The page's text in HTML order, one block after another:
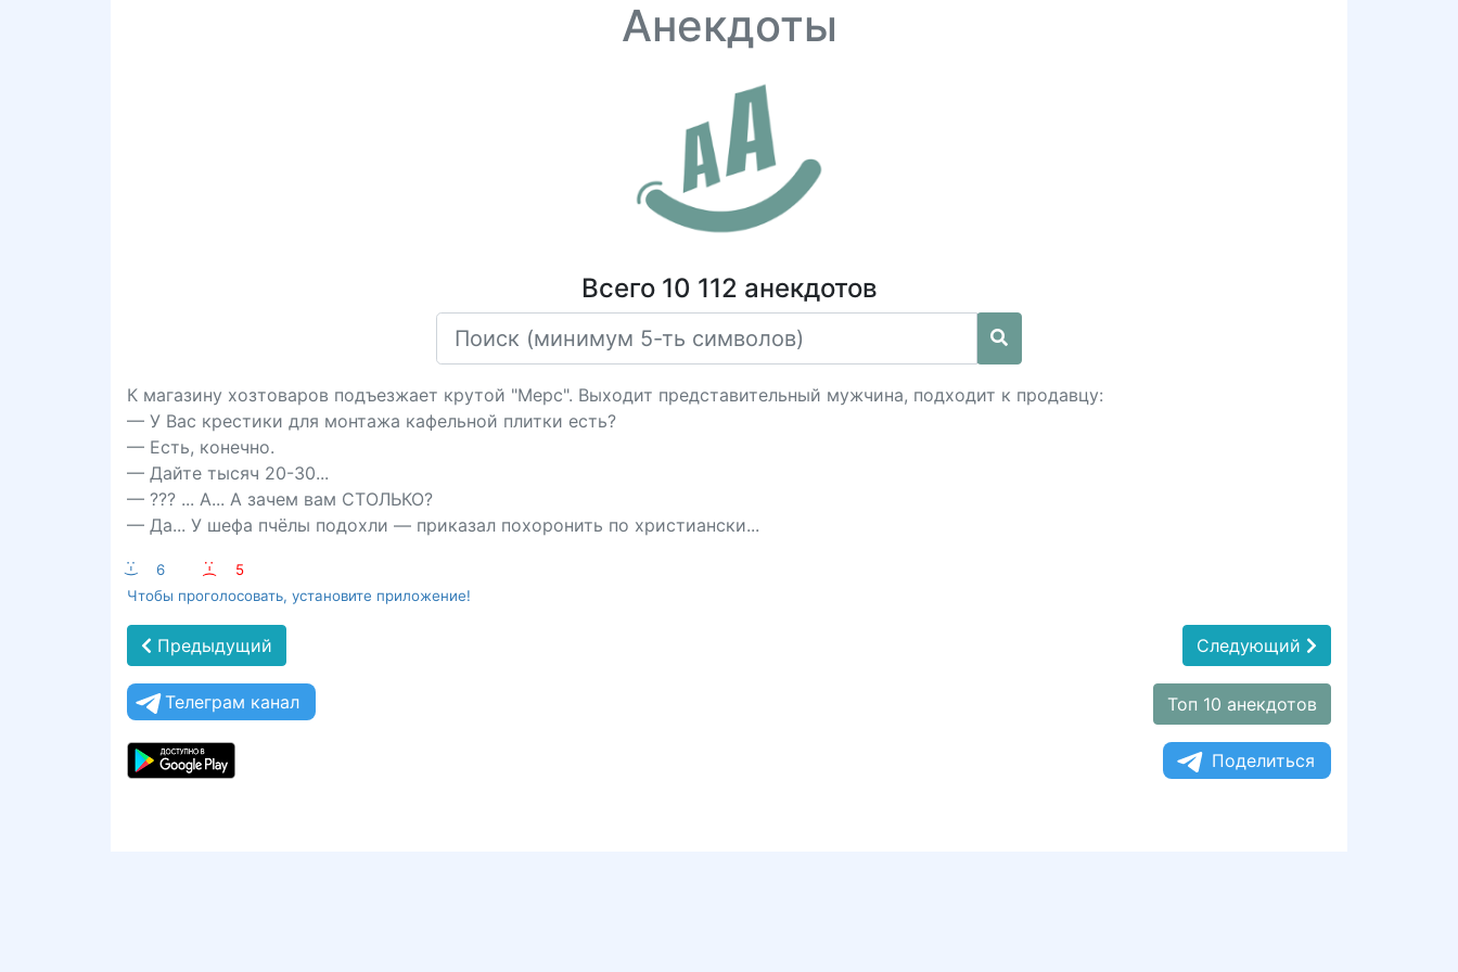
Анекдоты
Всего 10 112 анекдотов
К магазину хозтоваров подъезжает крутой "Мерс". Выходит представительный мужчина, подходит к продавцу:
— У Вас крестики для монтажа кафельной плитки есть?
— Есть, конечно.
— Дайте тысяч 20-30...
— ??? ... А... А зачем вам СТОЛЬКО?
— Да... У шефа пчёлы подохли — приказал похоронить по христиански...
:-) 6 :-(
5
Чтобы проголосовать, установите приложение!
Предыдущий Следующий
Телеграм канал Топ 10 анекдотов
Поделиться